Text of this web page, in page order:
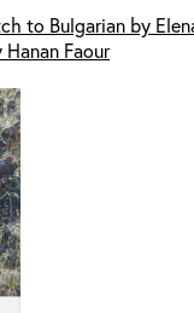
to Bulgarian by
Faour